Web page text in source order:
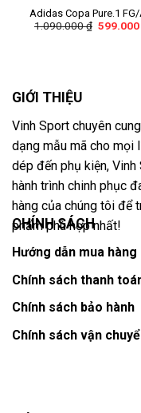
Adidas Copa Pure.1 FG/
1.090.000₫
GIỚI THIỆU
Vinh Sport chuyên
dạng mẫu mã cho mọi
dép đến phụ kiện,
hành trình chinh phục
hàng của chúng tôi để
phẩm phù hợp nhất!
CHÍNH SÁCH
Hướng dẫn mua hàng
Chính sách thanh
Chính sách bảo hành
Chính sách vận